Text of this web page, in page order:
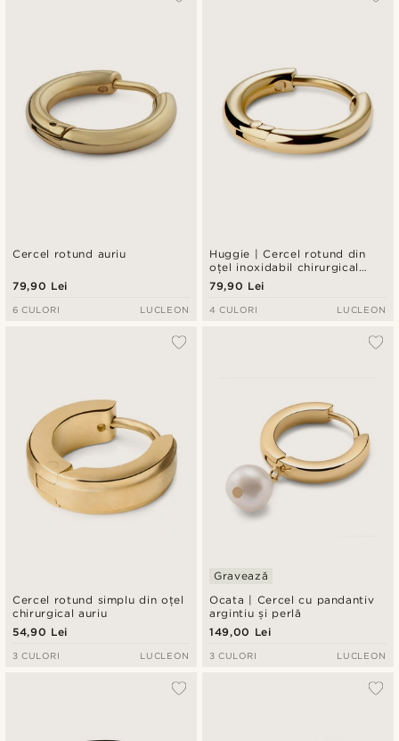
Cercel rotund auriu
79,90 Lei
6 CULORI LUCLEON
Huggie | Cercel rotund din
oțel inoxidabil chirurgical
auriu de 8 mm
79,90 Lei
4 CULORI LUCLEON
Cercel rotund simplu din oțel
chirurgical auriu
54,90 Lei
3 CULORI LUCLEON
Ocata | Cercel cu pandantiv
argintiu și perlă
Gravează
149,00 Lei
3 CULORI LUCLEON